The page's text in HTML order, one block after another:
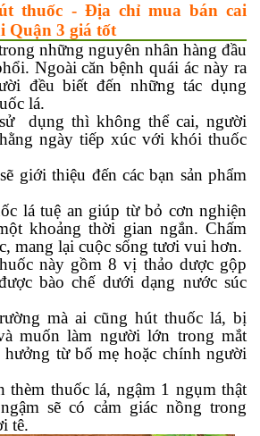
thuốc - Địa chỉ mua bán cai
Quận 3 giá tốt
những nguyên nhân hàng đầu
Ngoài căn bệnh quái ác này ra
đều biết đến những tác dụng
lá.
dụng thì không thể cai, người
ngày tiếp xúc với khói thuốc
giới thiệu đến các bạn sản phẩm
lá tuệ an giúp từ bỏ cơn nghiện
khoảng thời gian ngắn. Chấm
mang lại cuộc sống tươi vui hơn.
này gồm 8 vị thảo dược gộp
bào chế dưới dạng nước súc
mà ai cũng hút thuốc lá, bị
muốn làm người lớn trong mắt
từ bố mẹ hoặc chính người
thèm thuốc lá, ngậm 1 ngụm thật
sẽ có cảm giác nồng trong
tê.